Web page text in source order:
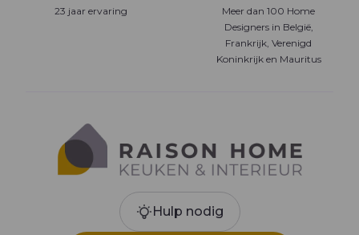
23 jaar ervaring
Meer dan 100 Home
Designers in België,
Frankrijk, Verenigd
Koninkrijk en Mauritus
Hulp nodig